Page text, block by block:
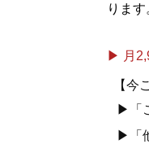
ります
▶ 月
【今
▶「
▶「